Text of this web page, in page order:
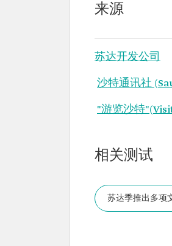
来源
苏达开发公司
沙特通讯社
"游览沙特
相关测试
苏达季推出多项